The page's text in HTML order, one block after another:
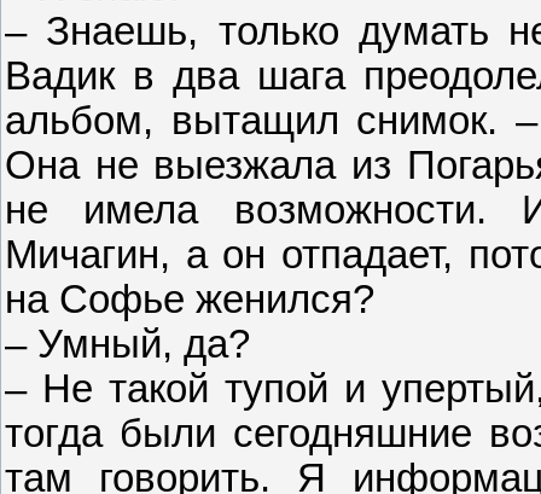
– Знаешь, только думать
Вадик в два шага
альбом, вытащил снимок.
Она не выезжала из
не имела возможности.
Мичагин, а он отпадает,
на Софье женился?
– Умный, да?
– Не такой тупой и
тогда были сегодняшние
там говорить. Я